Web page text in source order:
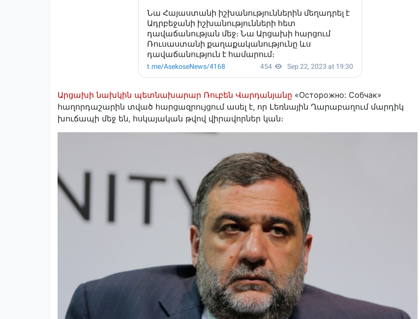
Արցախի նախկին պետնախարար Ռուբեն Վարդանյանը «Осторожно: Собчак»
հաղորդաշարին տված հարցազրույցում ասել է, որ Լեռնային Ղարաբաղում մարդիկ
խուճապի մեջ են, հսկայական թվով վիրավորներ կան։